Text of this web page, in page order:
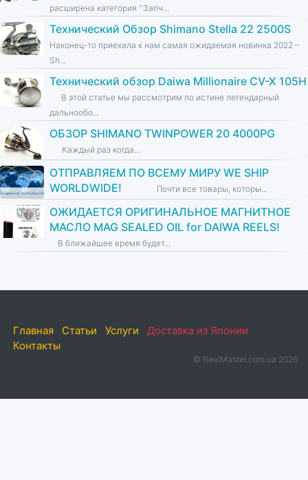
расширена категория ''Запч...
Технический Обзор Shimano Stella 22 2500S
Наконец-то приехала к нам самая ожидаемая новинка 2022 –
Sh...
Технический обзор Daiwa Millionaire CV-X 105H
В этой статье мы рассмотрим по истине легендарный
дальнообо...
ОБЗОР SHIMANO TWINPOWER 20 4000PG
Каждый раз когда...
ОТПРАВЛЯЕМ ПО ВСЕМУ МИРУ WE SHIP
WORLDWIDE!
Почти все товары, которы...
ОЖИДАЕТСЯ ОРИГИНАЛЬНОЕ МАГНИТНОЕ
МАСЛО MAG SEALED OIL for DAIWA REELS!
В ближайшее время будет...
Главная Статьи Услуги
Доставка из Японии
Контакты
© ReelMaster.com.ua 2026